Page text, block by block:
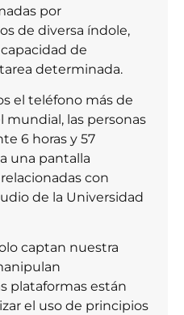
por
de diversa índole,
de
determinada.
el teléfono más de
mundial, las personas
6 horas y 57
una pantalla
con
de la Universidad
captan nuestra
plataformas están
el uso de principios